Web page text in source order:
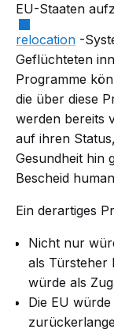
EU-Staaten
relocation -
Geflüchteten
Programme
die über diese
werden bereits
auf ihren
Gesundheit hin
Bescheid
Ein derartiges
Nicht nur
als Türsteher
würde als
Die EU